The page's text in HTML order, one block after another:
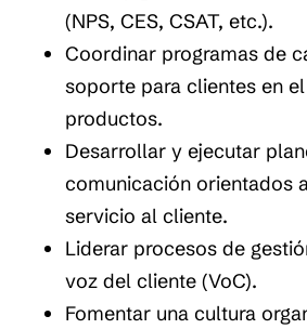
(NPS, CES, CSAT, etc.).
Coordinar programas de
soporte para clientes en
productos.
Desarrollar y ejecutar
comunicación orientados
servicio al cliente.
Liderar procesos de
voz del cliente (VoC).
Fomentar una cultura